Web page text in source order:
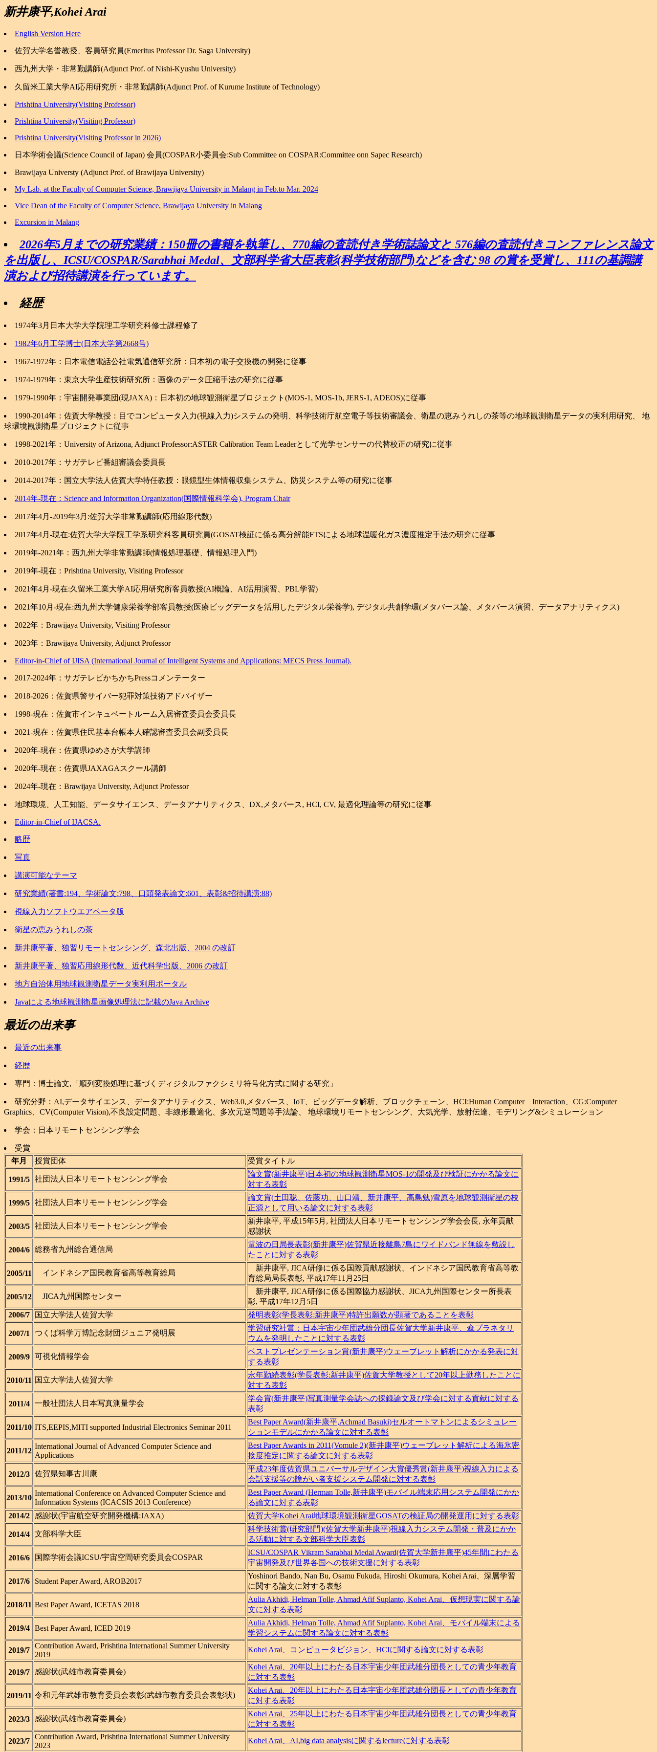
新井康平,Kohei Arai
English Version Here
佐賀大学名誉教授、客員研究員(Emeritus Professor Dr. Saga University)
西九州大学・非常勤講師(Adjunct Prof. of Nishi-Kyushu University)
久留米工業大学AI応用研究所・非常勤講師(Adjunct Prof. of Kurume Institute of Technology)
Prishtina University(Visiting Professor)
Prishtina University(Visiting Professor)
Prishtina University(Visiting Professor in 2026)
日本学術会議(Science Council of Japan) 会員(COSPAR小委員会:Sub Committee on COSPAR:Committee onn Sapec Research)
Brawijaya Universty (Adjunct Prof. of Brawijaya University)
My Lab. at the Faculty of Computer Science, Brawijaya University in Malang in Feb.to Mar. 2024
Vice Dean of the Faculty of Computer Science, Brawijaya University in Malang
Excursion in Malang
2026年5月までの研究業績：150冊の書籍を執筆し、770編の査読付き学術誌論文と 576編の査読付きコンファレンス論文
を出版し、ICSU/COSPAR/Sarabhai Medal、文部科学省大臣表彰(科学技術部門)などを含む 98 の賞を受賞し、111の基調講
演および招待講演を行っています。
経歴
1974年3月日本大学大学院理工学研究科修士課程修了
1982年6月工学博士(日本大学第2668号)
1967-1972年：日本電信電話公社電気通信研究所：日本初の電子交換機の開発に従事
1974-1979年：東京大学生産技術研究所：画像のデータ圧縮手法の研究に従事
1979-1990年：宇宙開発事業団(現JAXA)：日本初の地球観測衛星プロジェクト(MOS-1, MOS-1b, JERS-1, ADEOS)に従事
1990-2014年：佐賀大学教授：目でコンピュータ入力(視線入力)システムの発明、科学技術庁航空電子等技術審議会、衛星の恵みうれしの茶等の地球観測衛星データの実利用研究、 地
球環境観測衛星プロジェクトに従事
1998-2021年：University of Arizona, Adjunct Professor:ASTER Calibration Team Leaderとして光学センサーの代替校正の研究に従事
2010-2017年：サガテレビ番組審議会委員長
2014-2017年：国立大学法人佐賀大学特任教授：眼鏡型生体情報収集システム、防災システム等の研究に従事
2014年-現在：Science and Information Organization(国際情報科学会), Program Chair
2017年4月-2019年3月:佐賀大学非常勤講師(応用線形代数)
2017年4月-現在:佐賀大学大学院工学系研究科客員研究員(GOSAT検証に係る高分解能FTSによる地球温暖化ガス濃度推定手法の研究に従事
2019年-2021年：西九州大学非常勤講師(情報処理基礎、情報処理入門)
2019年-現在：Prishtina University, Visiting Professor
2021年4月-現在:久留米工業大学AI応用研究所客員教授(AI概論、AI活用演習、PBL学習)
2021年10月-現在:西九州大学健康栄養学部客員教授(医療ビッグデータを活用したデジタル栄養学), デジタル共創学環(メタバース論、メタバース演習、データアナリティクス)
2022年：Brawijaya University, Visiting Professor
2023年：Brawijaya University, Adjunct Professor
Editor-in-Chief of IJISA (International Journal of Intelligent Systems and Applications: MECS Press Journal).
2017-2024年：サガテレビかちかちPressコメンテーター
2018-2026：佐賀県警サイバー犯罪対策技術アドバイザー
1998-現在：佐賀市インキュベートルーム入居審査委員会委員長
2021-現在：佐賀県住民基本台帳本人確認審査委員会副委員長
2020年-現在：佐賀県ゆめさが大学講師
2020年-現在：佐賀県JAXAGAスクール講師
2024年-現在：Brawijaya University, Adjunct Professor
地球環境、人工知能、データサイエンス、データアナリティクス、DX,メタバース, HCI, CV, 最適化理論等の研究に従事
Editor-in-Chief of IJACSA.
略歴
写真
講演可能なテーマ
研究業績(著書:194、学術論文:798、口頭発表論文:601、表彰&招待講演:88)
視線入力ソフトウエアベータ版
衛星の恵みうれしの茶
新井康平著、独習リモートセンシング、森北出版、2004 の改訂
新井康平著、独習応用線形代数、近代科学出版、2006 の改訂
地方自治体用地球観測衛星データ実利用ポータル
Javaによる地球観測衛星画像処理法に記載のJava Archive
最近の出来事
最近の出来事
経歴
専門：博士論文,「順列変換処理に基づくディジタルファクシミリ符号化方式に関する研究」
研究分野：AI,データサイエンス、データアナリティクス、Web3.0,メタバース、IoT、ビッグデータ解析、ブロックチェーン、HCI:Human Computer Interaction、CG:Computer
Graphics、CV(Computer Vision),不良設定問題、非線形最適化、多次元逆問題等手法論、 地球環境リモートセンシング、大気光学、放射伝達、モデリング&シミュレーション
学会：日本リモートセンシング学会
受賞
年月
授賞団体 受賞タイトル
1991/5 社団法人日本リモートセンシング学会
論文賞(新井康平)日本初の地球観測衛星MOS-1の開発及び検証にかかる論文に
対する表彰
1999/5 社団法人日本リモートセンシング学会
論文賞(土田聡、佐藤功、山口靖、新井康平、高島勉)雪原を地球観測衛星の校
正源として用いる論文に対する表彰
2003/5 社団法人日本リモートセンシング学会
新井康平, 平成15年5月, 社団法人日本リモートセンシング学会会長, 永年貢献
感謝状
2004/6 総務省九州総合通信局
電波の日局長表彰(新井康平)佐賀県近接離島7島にワイドバンド無線を敷設し
たことに対する表彰
2005/11 インドネシア国民教育省高等教育総局
新井康平, JICA研修に係る国際貢献感謝状、インドネシア国民教育省高等教
育総局局長表彰, 平成17年11月25日
2005/12 JICA九州国際センター
新井康平, JICA研修に係る国際協力感謝状、JICA九州国際センター所長表
彰, 平成17年12月5日
2006/7
国立大学法人佐賀大学 発明表彰(学長表彰:新井康平)特許出願数が顕著であることを表彰
2007/1 つくば科学万博記念財団ジュニア発明展
学習研究社賞：日本宇宙少年団武雄分団長佐賀大学新井康平、傘プラネタリ
ウムを発明したことに対する表彰
2009/9 可視化情報学会
ベストプレゼンテーション賞(新井康平)ウェーブレット解析にかかる発表に対
する表彰
2010/11 国立大学法人佐賀大学
永年勤続表彰(学長表彰:新井康平)佐賀大学教授として20年以上勤務したことに
対する表彰
2011/4 一般社団法人日本写真測量学会
学会賞(新井康平)写真測量学会誌への採録論文及び学会に対する貢献に対する
表彰
2011/10 ITS,EEPIS,MITI supported Industrial Electronics Seminar 2011
Best Paper Award(新井康平,Achmad Basuki)セルオートマトンによるシミュレー
ションモデルにかかる論文に対する表彰
2011/12
International Journal of Advanced Computer Science and
Applications
Best Paper Awards in 2011(Vomule 2)(新井康平)ウェーブレット解析による海氷密
接度推定に関する論文に対する表彰
2012/3 佐賀県知事古川康
平成23年度佐賀県ユニバーサルデザイン大賞優秀賞(新井康平)視線入力による
会話支援等の障がい者支援システム開発に対する表彰
2013/10
International Conference on Advanced Computer Science and
Information Systems (ICACSIS 2013 Conference)
Best Paper Award (Herman Tolle,新井康平)モバイル端末応用システム開発にかか
る論文に対する表彰
2014/2 感謝状(宇宙航空研究開発機構:JAXA) 佐賀大学Kohei Arai地球環境観測衛星GOSATの検証局の開発運用に対する表彰
2014/4 文部科学大臣
科学技術賞(研究部門)(佐賀大学新井康平)視線入力システム開発・普及にかか
る活動に対する文部科学大臣表彰
2016/6 国際学術会議ICSU/宇宙空間研究委員会COSPAR
ICSU/COSPAR Vikram Sarabhai Medal Award(佐賀大学新井康平)45年間にわたる
宇宙開発及び世界各国への技術支援に対する表彰
2017/6 Student Paper Award, AROB2017
Yoshinori Bando, Nan Bu, Osamu Fukuda, Hiroshi Okumura, Kohei Arai、深層学習
に関する論文に対する表彰
2018/11 Best Paper Award, ICETAS 2018
Aulia Akhidi, Helman Tolle, Ahmad Afif Suplanto, Kohei Arai、仮想現実に関する論
文に対する表彰
2019/4 Best Paper Award, ICED 2019
Aulia Akhidi, Helman Tolle, Ahmad Afif Suplanto, Kohei Arai、モバイル端末による
学習システムに関する論文に対する表彰
2019/7
Contribution Award, Prishtina International Summer University
2019
Kohei Arai、コンピュータビジョン、HCIに関する論文に対する表彰
2019/7 感謝状(武雄市教育委員会)
Kohei Arai、20年以上にわたる日本宇宙少年団武雄分団長としての青少年教育
に対する表彰
2019/11 令和元年武雄市教育委員会表彰(武雄市教育委員会表彰状)
Kohei Arai、20年以上にわたる日本宇宙少年団武雄分団長としての青少年教育
に対する表彰
2023/3 感謝状(武雄市教育委員会)
Kohei Arai、25年以上にわたる日本宇宙少年団武雄分団長としての青少年教育
に対する表彰
2023/7
Contribution Award, Prishtina International Summer University
2023
Kohei Arai、AI,big data analysisに関するlectureに対する表彰